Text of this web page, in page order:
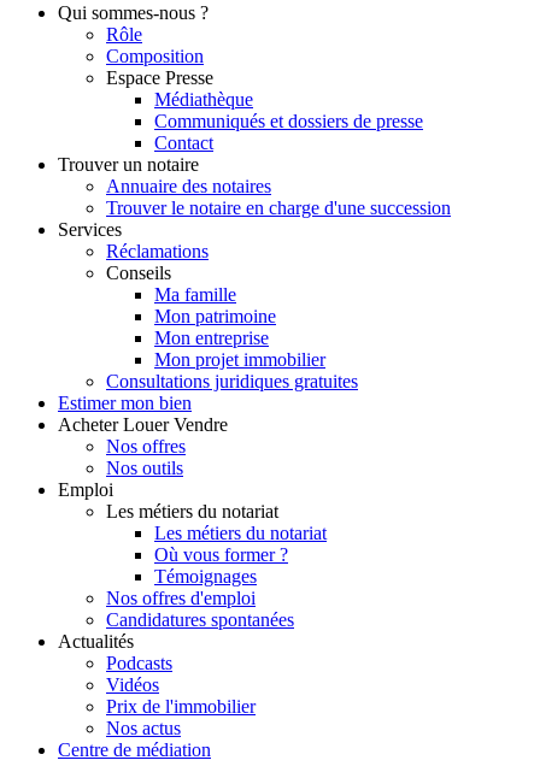
Qui sommes-nous ?
Rôle
Composition
Espace Presse
Médiathèque
Communiqués et dossiers de presse
Contact
Trouver un notaire
Annuaire des notaires
Trouver le notaire en charge d'une succession
Services
Réclamations
Conseils
Ma famille
Mon patrimoine
Mon entreprise
Mon projet immobilier
Consultations juridiques gratuites
Estimer mon bien
Acheter Louer Vendre
Nos offres
Nos outils
Emploi
Les métiers du notariat
Les métiers du notariat
Où vous former ?
Témoignages
Nos offres d'emploi
Candidatures spontanées
Actualités
Podcasts
Vidéos
Prix de l'immobilier
Nos actus
Centre de médiation